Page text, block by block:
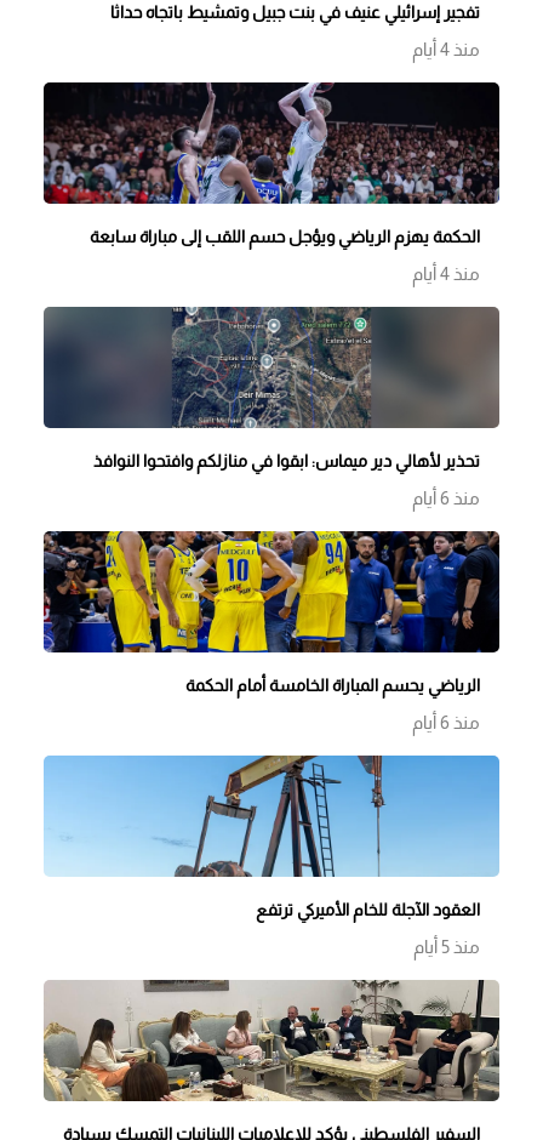
تفجير إسرائيلي عنيف في بنت جبيل وتمشيط باتجاه حداثا
منذ 4 أيام
الحكمة يهزم الرياضي ويؤجل حسم اللقب إلى مباراة سابعة
منذ 4 أيام
تحذير لأهالي دير ميماس: ابقوا في منازلكم وافتحوا النوافذ
منذ 6 أيام
الرياضي يحسم المباراة الخامسة أمام الحكمة
منذ 6 أيام
العقود الآجلة للخام الأميركي ترتفع
منذ 5 أيام
السفير الفلسطيني يؤكد للاعلاميات اللبنانيات التمسك بسيادة